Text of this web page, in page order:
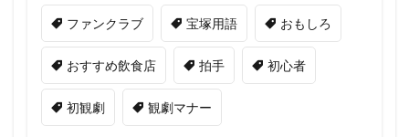
ファンクラブ 宝塚用語 おもしろ
おすすめ飲食店 拍手 初心者
初観劇 観劇マナー